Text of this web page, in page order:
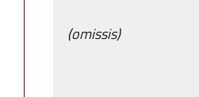
(omissis)